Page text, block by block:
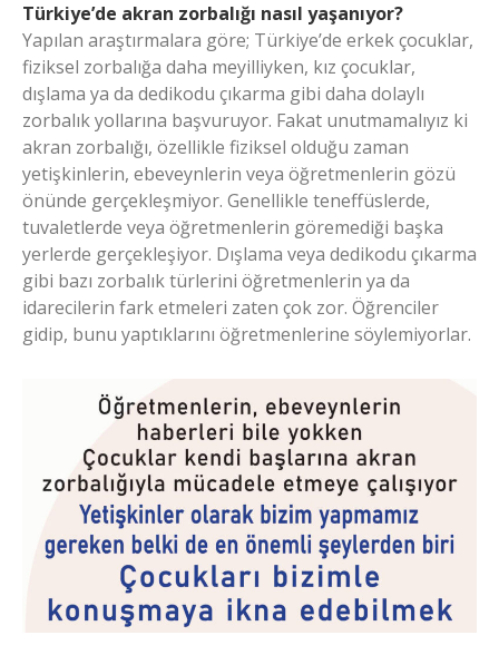
Türkiye’de akran zorbalığı nasıl yaşanıyor?
Yapılan araştırmalara göre; Türkiye’de erkek çocuklar,
fiziksel zorbalığa daha meyilliyken, kız çocuklar,
dışlama ya da dedikodu çıkarma gibi daha dolaylı
zorbalık yollarına başvuruyor. Fakat unutmamalıyız ki
akran zorbalığı, özellikle fiziksel olduğu zaman
yetişkinlerin, ebeveynlerin veya öğretmenlerin gözü
önünde gerçekleşmiyor. Genellikle teneffüslerde,
tuvaletlerde veya öğretmenlerin göremediği başka
yerlerde gerçekleşiyor. Dışlama veya dedikodu çıkarma
gibi bazı zorbalık türlerini öğretmenlerin ya da
idarecilerin fark etmeleri zaten çok zor. Öğrenciler
gidip, bunu yaptıklarını öğretmenlerine söylemiyorlar.